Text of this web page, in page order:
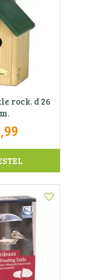
rock. d 26
,99